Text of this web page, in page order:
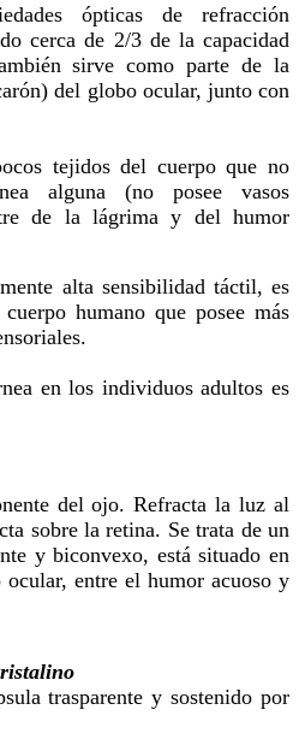
ópticas de refracción
cerca de 2/3 de la capacidad
sirve como parte de la
del globo ocular, junto con
tejidos del cuerpo que no
alguna (no posee vasos
de la lágrima y del humor
alta sensibilidad táctil, es
humano que posee más
en los individuos adultos es
del ojo. Refracta la luz al
sobre la retina. Se trata de un
y biconvexo, está situado en
entre el humor acuoso y
trasparente y sostenido por